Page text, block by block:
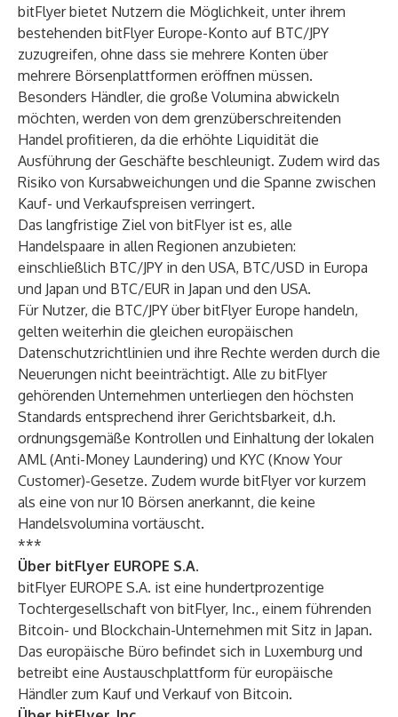
bitFlyer bietet Nutzern die Möglichkeit, unter ihrem
bestehenden bitFlyer Europe-Konto auf BTC/JPY
zuzugreifen, ohne dass sie mehrere Konten über
mehrere Börsenplattformen eröffnen müssen.
Besonders Händler, die große Volumina abwickeln
möchten, werden von dem grenzüberschreitenden
Handel profitieren, da die erhöhte Liquidität die
Ausführung der Geschäfte beschleunigt. Zudem wird das
Risiko von Kursabweichungen und die Spanne zwischen
Kauf- und Verkaufspreisen verringert.
Das langfristige Ziel von bitFlyer ist es, alle
Handelspaare in allen Regionen anzubieten:
einschließlich BTC/JPY in den USA, BTC/USD in Europa
und Japan und BTC/EUR in Japan und den USA.
Für Nutzer, die BTC/JPY über bitFlyer Europe handeln,
gelten weiterhin die gleichen europäischen
Datenschutzrichtlinien und ihre Rechte werden durch die
Neuerungen nicht beeinträchtigt. Alle zu bitFlyer
gehörenden Unternehmen unterliegen den höchsten
Standards entsprechend ihrer Gerichtsbarkeit, d.h.
ordnungsgemäße Kontrollen und Einhaltung der lokalen
AML (Anti-Money Laundering) und KYC (Know Your
Customer)-Gesetze. Zudem wurde bitFlyer vor kurzem
als eine von nur 10 Börsen anerkannt, die keine
Handelsvolumina vortäuscht.
***
Über bitFlyer EUROPE S.A.
bitFlyer EUROPE S.A. ist eine hundertprozentige
Tochtergesellschaft von bitFlyer, Inc., einem führenden
Bitcoin- und Blockchain-Unternehmen mit Sitz in Japan.
Das europäische Büro befindet sich in Luxemburg und
betreibt eine Austauschplattform für europäische
Händler zum Kauf und Verkauf von Bitcoin.